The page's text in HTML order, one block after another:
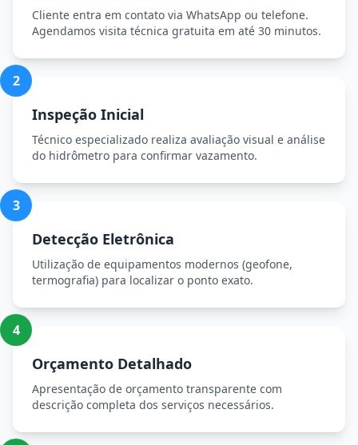
Cliente entra em contato via WhatsApp ou telefone.
Agendamos visita técnica gratuita em até 30 minutos.
2
Inspeção Inicial
Técnico especializado realiza avaliação visual e análise
do hidrômetro para confirmar vazamento.
3
Detecção Eletrônica
Utilização de equipamentos modernos (geofone,
termografia) para localizar o ponto exato.
4
Orçamento Detalhado
Apresentação de orçamento transparente com
descrição completa dos serviços necessários.